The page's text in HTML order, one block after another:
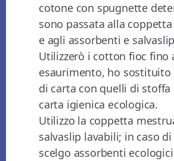
cotone con spugnette
sono passata alla
e agli assorbenti e
Utilizzerò i cotton fioc fino
esaurimento, ho sostituito
di carta con quelli di stoffa
carta igienica ecologica.
Utilizzo la coppetta
salvaslip lavabili; in caso
scelgo assorbenti